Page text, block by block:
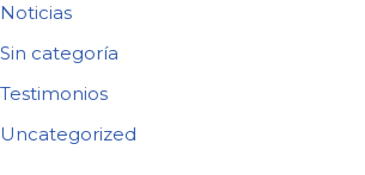
Noticias
Sin categoría
Testimonios
Uncategorized